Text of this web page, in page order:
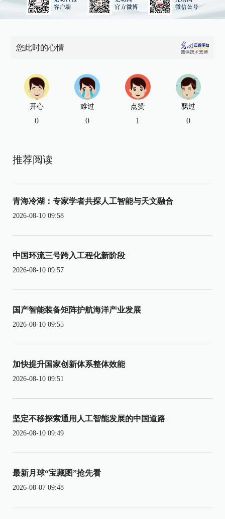
您此时的心情
开心
0
难过
0
点赞
1
飘过
0
推荐阅读
青海冷湖：专家学者共探人工智能与天文融合
2026-08-10 09:58
中国环流三号跨入工程化新阶段
2026-08-10 09:57
国产智能装备矩阵护航海洋产业发展
2026-08-10 09:55
加快提升国家创新体系整体效能
2026-08-10 09:51
坚定不移探索通用人工智能发展的中国道路
2026-08-10 09:49
最新月球“宝藏图”抢先看
2026-08-07 09:48